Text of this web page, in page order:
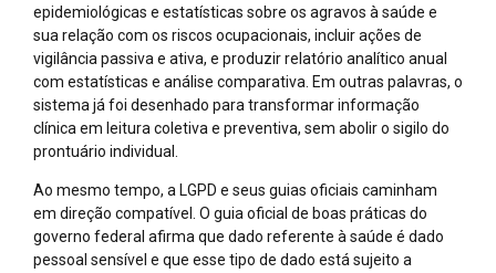
epidemiológicas e estatísticas sobre os agravos à saúde e
sua relação com os riscos ocupacionais, incluir ações de
vigilância passiva e ativa, e produzir relatório analítico anual
com estatísticas e análise comparativa. Em outras palavras, o
sistema já foi desenhado para transformar informação
clínica em leitura coletiva e preventiva, sem abolir o sigilo do
prontuário individual.
Ao mesmo tempo, a LGPD e seus guias oficiais caminham
em direção compatível. O guia oficial de boas práticas do
governo federal afirma que dado referente à saúde é dado
pessoal sensível e que esse tipo de dado está sujeito a